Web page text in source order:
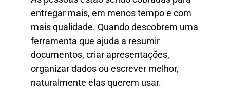
entregar mais, em menos tempo e com
mais qualidade. Quando descobrem uma
ferramenta que ajuda a resumir
documentos, criar apresentações,
organizar dados ou escrever melhor,
naturalmente elas querem usar.